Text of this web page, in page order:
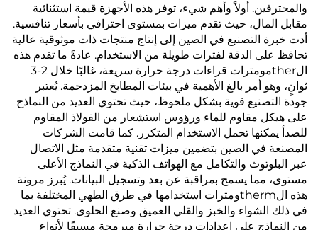
والمحترفين. أولاً وأهم شيء، توفر هذه الأجهزة قيمة استثنائية
مقابل المال، حيث تقدم ميزات بمستوى احترافي بأسعار تنافسية.
أدت خبرة التصنيع في الصين إلى إنتاج منتجات ذات موثوقية عالية
تحافظ على الدقة لفترات طويلة من الاستخدام. عادةً ما تقدم هذه
الtherمومترات قراءات درجة حرارة سريعة، غالبًا خلال 2-3
ثوانٍ، وهو أمر بالغ الأهمية في بيئات المطابخ المزدحمة. يُعتبر
جودة التصنيع قوية بشكل ملحوظ، حيث تحتوي العديد من النماذج
على هيكل مقاوم للماء ورؤوس استشعار من الفولاذ المقاوم
للصدأ يمكنها تحمل الاستخدام المتكرر. كما قامت الشركات
المصنعة في الصين بتضمين ميزات تقنية متقدمة مثل الاتصال
عبر البلوتوث والتكامل مع الهواتف الذكية في النماذج الأعلى
مستوى، مما يسمح بمراقبة عن بعد وتسجيل البيانات. يُبرز مرونة
هذه الthermومترات استخدامها في طرق الطهي المختلفة بما
في ذلك الشواء والخبز والقلي العميق وصنع الحلوى. تحتوي العديد
من النماذج على إعدادات درجة حرارة مبرمجة مسبقًا لأنواع